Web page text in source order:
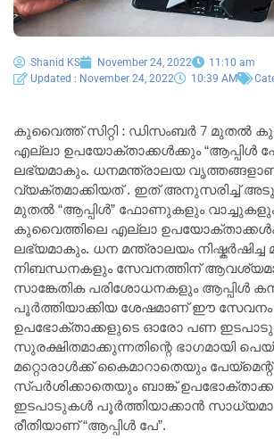
Shanid KS November 24, 2022
11:10 am
Updated : November 24, 2022
10:39 AM
കുവൈത്ത് സിറ്റി : ഡിസംബർ 7 മുതൽ
എല്ലാ ഉപയോക്താക്കൾക്കും “ആപ്പിൾ
ലഭ്യമാകും. ധനമന്ത്രാലയ
വ്യക്തമാക്കിയത് . ഇത് അനുസരിച്ച്
മുതൽ “ആപ്പിൾ” ഫോണുകളും
കുവൈത്തിലെ എല്ലാ
ലഭ്യമാകും. ധന മന്ത്രാലയം
നിബന്ധനകളും സേവനത്തിന്
സാങ്കേതിക പരിശോധനകളും ആപ്പിൾ
പൂർത്തിയാക്കിയ ശേഷമാണ് ഈ സേവനം
ഉപഭോക്താക്കളുടെ ഓരോ പണ
സുരക്ഷിതമാക്കുന്നതിന്റെ ഭാഗമായി
മറ്റൊരാൾക്ക് കൈമാറാതെയും
സ്പർശിക്കാതെയും ബാങ്ക്
ഇടപാടുകൾ പൂർത്തിയാക്കാൻ
രീതിയാണ് “ആപ്പിൾ പേ”.